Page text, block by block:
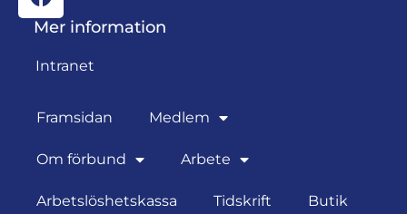
Mer information
Intranet
Framsidan Medlem
Om förbund Arbete
Arbetslöshetskassa Tidskrift Butik